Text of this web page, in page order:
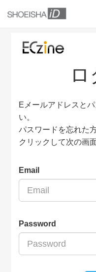
Eメールアドレスと
い。
パスワードを忘れた
クリックして次の画
Email
Password